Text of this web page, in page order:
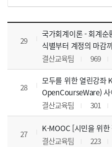
사이버교육영상 목록 으로 번호, 제목, 작성자, 조회수, 등록 일, 첨부파일로 나열 되고 있습니다.
29
국가회계이론 - 회계순
식별부터 계정의 마감
결산교육팀
969
28
모두를 위한 열린강좌
OpenCourseWare)
결산교육팀
301
27
K-MOOC [시민을 위
결산교육팀
223